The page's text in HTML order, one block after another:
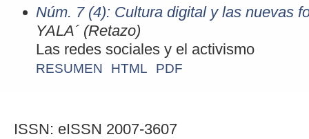
Núm. 7 (4): Cultura digital y las nuevas
YALA´ (Retazo)
Las redes sociales y el activismo
RESUMEN HTML PDF
ISSN: eISSN 2007-3607